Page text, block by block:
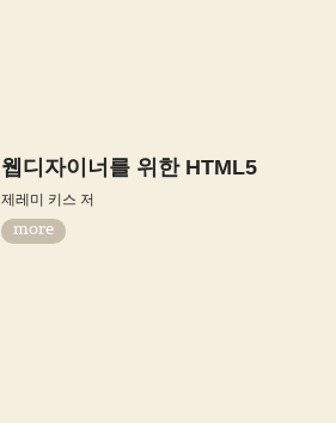
웹디자이너를 위한 HTML5
제레미 키스 저
more